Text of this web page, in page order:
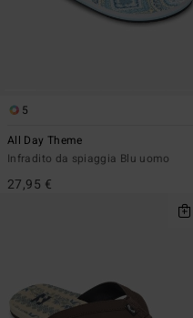
5
All Day Theme
Infradito da spiaggia Blu uomo
27,95 €